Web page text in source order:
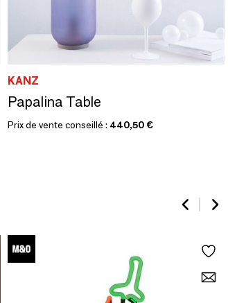
KANZ
Papalina Table
Prix de vente conseillé : 440,50 €